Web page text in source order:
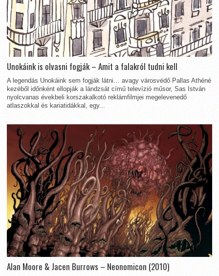
Unokáink is olvasni fogják – Amit a falakról tudni kell
A legendás Unokáink sem fogják látni… avagy városvédő Pallas Athéné
kezéből időnként ellopják a lándzsát című televízió műsor, Sas István
nyolcvanas évekbeli korszakalkotó reklámfilmjei megelevenedő
atlaszokkal és kariatidákkal, egy...
Alan Moore & Jacen Burrows – Neonomicon (2010)